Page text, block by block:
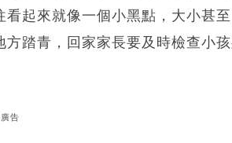
起來就像一個小黑點，大小甚
踏青，回家家長要及時檢查小
廣告